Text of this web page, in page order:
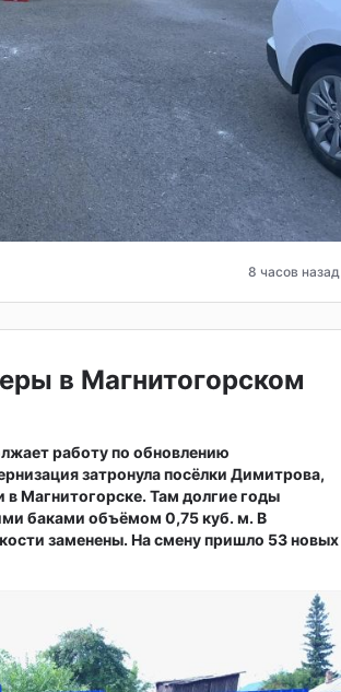
8 часов назад
в Магнитогорском
работу по обновлению
затронула посёлки Димитрова,
Магнитогорске. Там долгие годы
баками объёмом 0,75 куб. м. В
заменены. На смену пришло 53 новых